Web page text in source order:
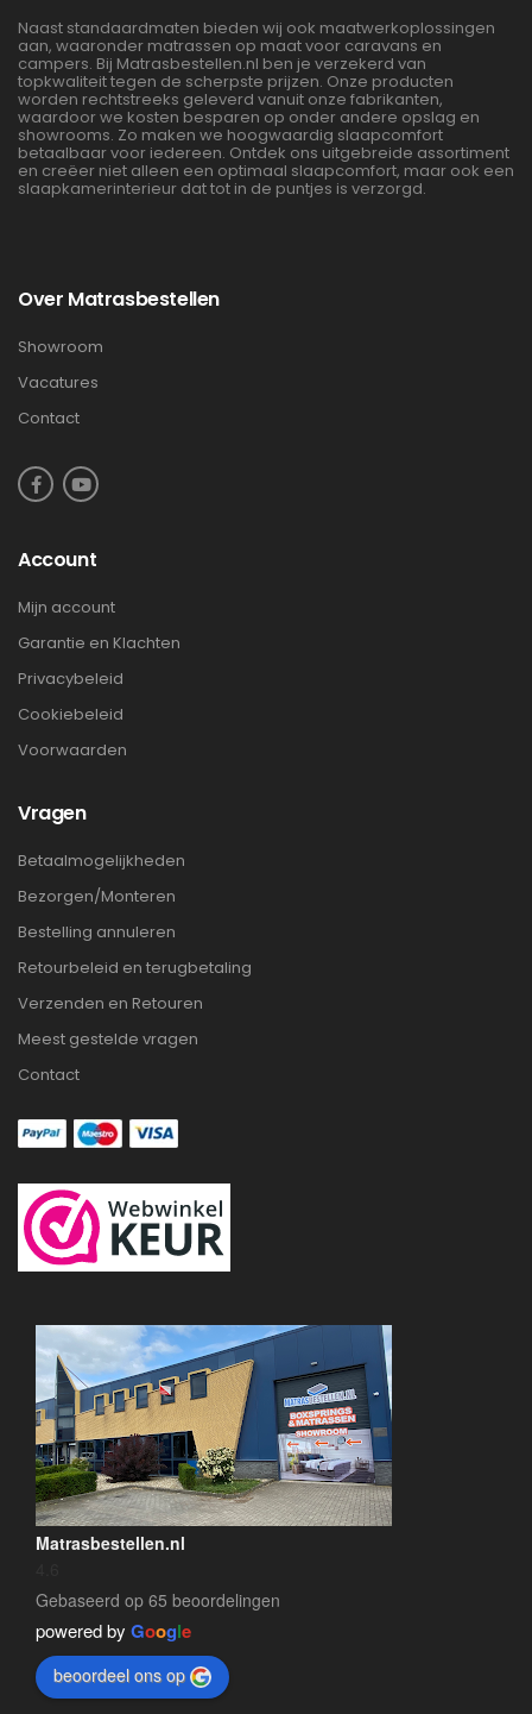
Naast standaardmaten bieden wij ook maatwerkoplossingen
aan, waaronder matrassen op maat voor caravans en
campers. Bij Matrasbestellen.nl ben je verzekerd van
topkwaliteit tegen de scherpste prijzen. Onze producten
worden rechtstreeks geleverd vanuit onze fabrikanten,
waardoor we kosten besparen op onder andere opslag en
showrooms. Zo maken we hoogwaardig slaapcomfort
betaalbaar voor iedereen. Ontdek ons uitgebreide assortiment
en creëer niet alleen een optimaal slaapcomfort, maar ook een
slaapkamerinterieur dat tot in de puntjes is verzorgd.
Over Matrasbestellen
Showroom
Vacatures
Contact
Account
Mijn account
Garantie en Klachten
Privacybeleid
Cookiebeleid
Voorwaarden
Vragen
Betaalmogelijkheden
Bezorgen/Monteren
Bestelling annuleren
Retourbeleid en terugbetaling
Verzenden en Retouren
Meest gestelde vragen
Contact
Matrasbestellen.nl
Gebaseerd op 65 beoordelingen
powered by Google
beoordeel ons op